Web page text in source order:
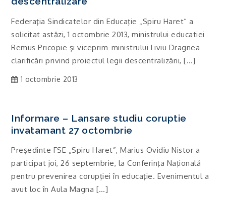
Federaţia Sindicatelor din Educaţie „Spiru Haret“ a
solicitat astăzi, 1 octombrie 2013, ministrului educatiei
Remus Pricopie şi viceprim-ministrului Liviu Dragnea
clarificări privind proiectul legii descentralizării, […]
1 octombrie 2013
Informare – Lansare studiu coruptie
invatamant 27 octombrie
Preşedinte FSE „Spiru Haret”, Marius Ovidiu Nistor a
participat joi, 26 septembrie, la Conferinţa Naţională
pentru prevenirea corupţiei în educaţie. Evenimentul a
avut loc în Aula Magna […]